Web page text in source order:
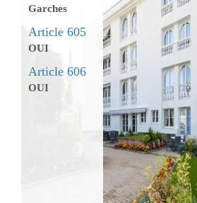
Garches
Article 605
OUI
Article 606
OUI